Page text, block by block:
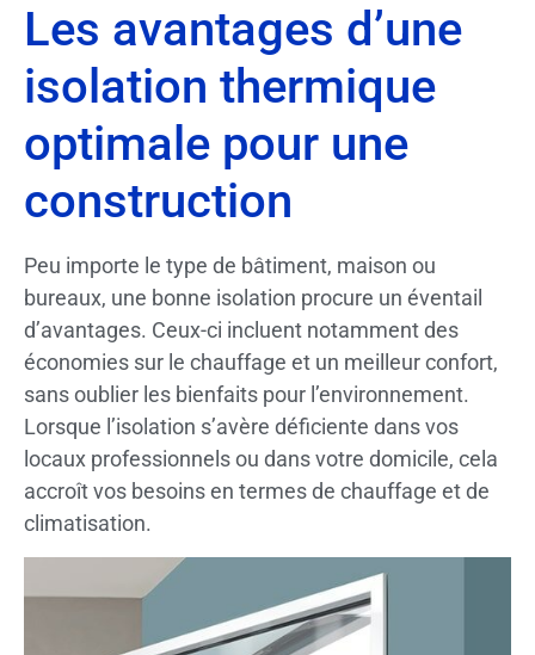
Les avantages d’une
isolation thermique
optimale pour une
construction
Peu importe le type de bâtiment, maison ou
bureaux, une bonne isolation procure un éventail
d’avantages. Ceux-ci incluent notamment des
économies sur le chauffage et un meilleur confort,
sans oublier les bienfaits pour l’environnement.
Lorsque l’isolation s’avère déficiente dans vos
locaux professionnels ou dans votre domicile, cela
accroît vos besoins en termes de chauffage et de
climatisation.